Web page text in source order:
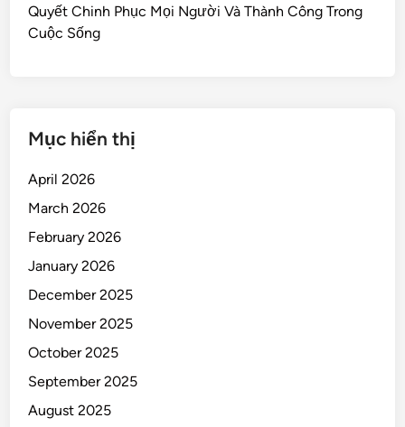
Quyết Chinh Phục Mọi Người Và Thành Công Trong
Cuộc Sống
Mục hiển thị
April 2026
March 2026
February 2026
January 2026
December 2025
November 2025
October 2025
September 2025
August 2025